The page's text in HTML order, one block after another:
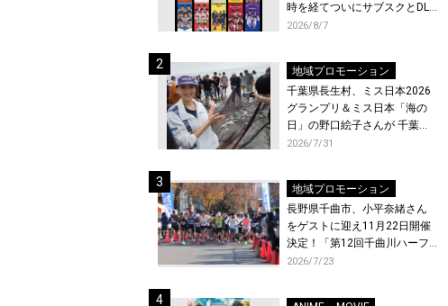
時を経てついにサブスクとDL
配信が解禁！
2026/8/7
地域プロモーション
千葉県長生村、ミス日本2026
グランプリ＆ミス日本「海の
日」の野口絵子さんが 千葉県
唯一の村・長生村で地引網を
2026/7/31
地域プロモーション
長野県千曲市、小平奈緒さん
をゲストに迎え11月22日開催
決定！「第12回千曲川ハーフ
マラソン」エントリー受付開
2026/7/23